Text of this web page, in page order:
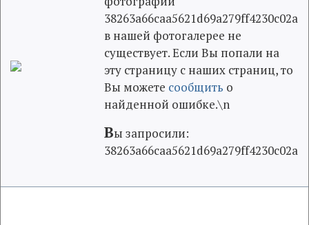
38263a66caa5621d69a279ff4230c02a
в нашей фотогалерее не
существует. Если Вы попали на
эту страницу с наших страниц, то
Вы можете сообщить о
найденной ошибке.\n
Вы запросили:
38263a66caa5621d69a279ff4230c02a